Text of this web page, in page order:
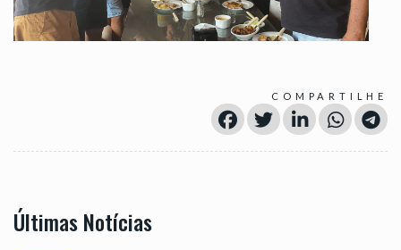
COMPARTILHE
Últimas Notícias